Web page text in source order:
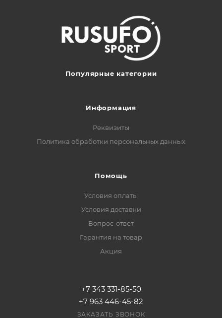
Популярные категории
Информация
Реквизиты
Политика обработки персональных данных
Помощь
Условия оплаты
Условия доставки
Вопрос-ответ
Гарантия на товар
Акция
+7 343 331-85-50
+7 963 446-45-82
ЗАКАЗАТЬ ЗВОНОК